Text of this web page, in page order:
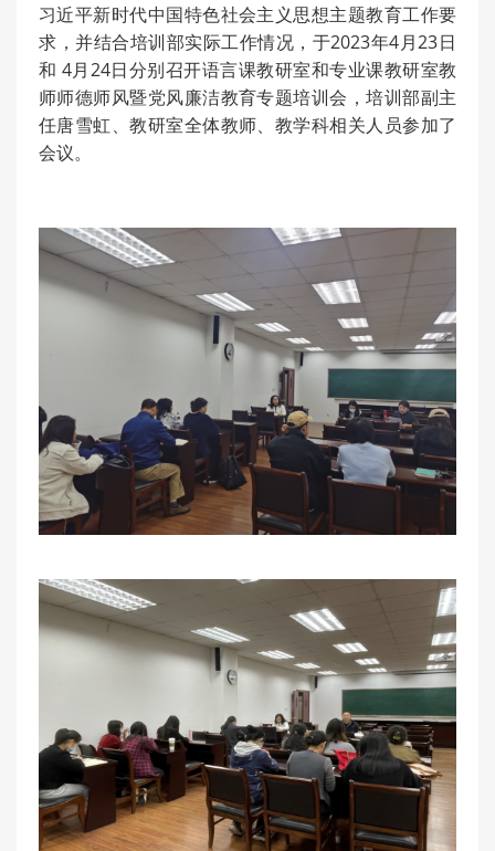
习近平新时代中国特色社会主义思想主题教育工作要
求，并结合培训部实际工作情况，于2023年4月23日
和 4月24日分别召开语言课教研室和专业课教研室教
师师德师风暨党风廉洁教育专题培训会，培训部副主
任唐雪虹、教研室全体教师、教学科相关人员参加了
会议。